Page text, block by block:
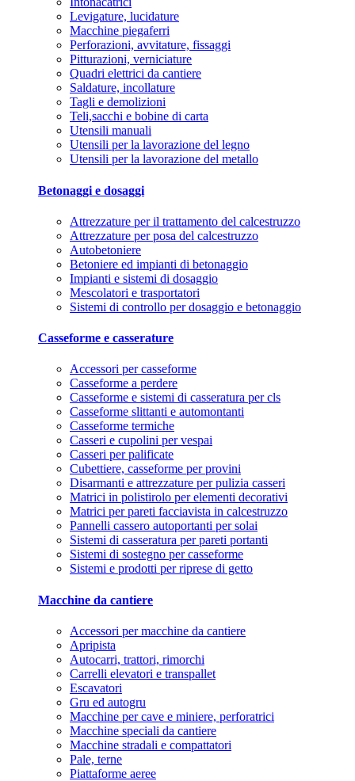
Levigature, lucidature
Macchine piegaferri
Perforazioni, avvitature, fissaggi
Pitturazioni, verniciature
Quadri elettrici da cantiere
Saldature, incollature
Tagli e demolizioni
Teli,sacchi e bobine di carta
Utensili manuali
Utensili per la lavorazione del legno
Utensili per la lavorazione del metallo
Betonaggi e dosaggi
Attrezzature per il trattamento del calcestruzzo
Attrezzature per posa del calcestruzzo
Autobetoniere
Betoniere ed impianti di betonaggio
Impianti e sistemi di dosaggio
Mescolatori e trasportatori
Sistemi di controllo per dosaggio e betonaggio
Casseforme e casserature
Accessori per casseforme
Casseforme a perdere
Casseforme e sistemi di casseratura per cls
Casseforme slittanti e automontanti
Casseforme termiche
Casseri e cupolini per vespai
Casseri per palificate
Cubettiere, casseforme per provini
Disarmanti e attrezzature per pulizia casseri
Matrici in polistirolo per elementi decorativi
Matrici per pareti facciavista in calcestruzzo
Pannelli cassero autoportanti per solai
Sistemi di casseratura per pareti portanti
Sistemi di sostegno per casseforme
Sistemi e prodotti per riprese di getto
Macchine da cantiere
Accessori per macchine da cantiere
Apripista
Autocarri, trattori, rimorchi
Carrelli elevatori e transpallet
Escavatori
Gru ed autogru
Macchine per cave e miniere, perforatrici
Macchine speciali da cantiere
Macchine stradali e compattatori
Pale, terne
Piattaforme aeree